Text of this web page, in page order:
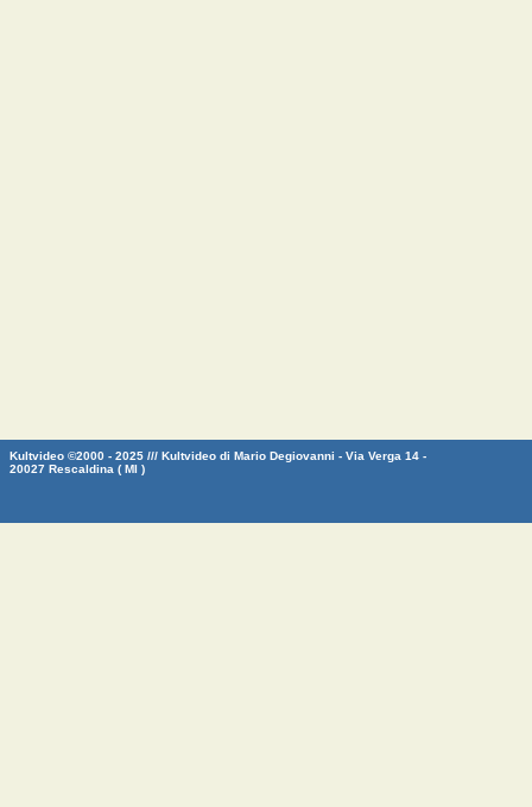
Kultvideo ©2000 - 2025 /// Kultvideo di Mario Degiovanni - Via Verga 14 -
20027 Rescaldina ( MI )